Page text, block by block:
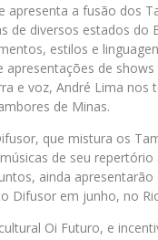
a fusão dos
diversos estados do
estilos e
de
e voz, André Lima nos
de Minas.
que mistura os
de seu
ainda
Difusor em junho, no
Oi Futuro, e